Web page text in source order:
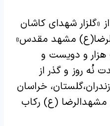
«گلزار شهدای کاشان
مشهد مقدس»
و دویست و
نُه روز و گذر از
خراسان
(ع) رکاب